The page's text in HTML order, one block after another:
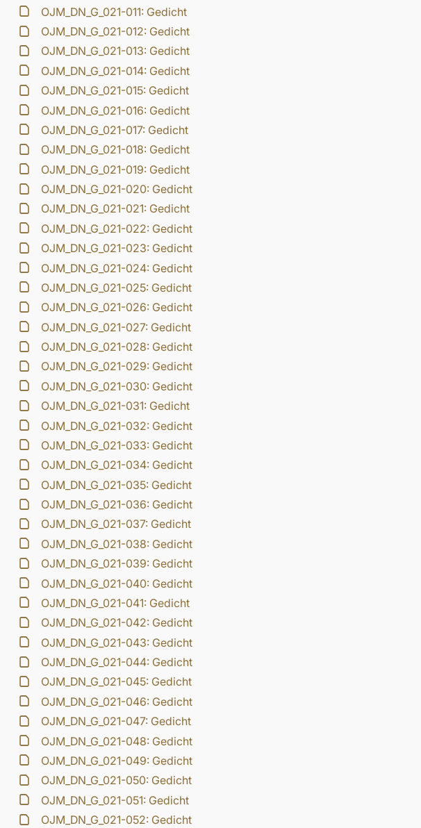
OJM_DN_G_021-011: Gedicht
OJM_DN_G_021-012: Gedicht
OJM_DN_G_021-013: Gedicht
OJM_DN_G_021-014: Gedicht
OJM_DN_G_021-015: Gedicht
OJM_DN_G_021-016: Gedicht
OJM_DN_G_021-017: Gedicht
OJM_DN_G_021-018: Gedicht
OJM_DN_G_021-019: Gedicht
OJM_DN_G_021-020: Gedicht
OJM_DN_G_021-021: Gedicht
OJM_DN_G_021-022: Gedicht
OJM_DN_G_021-023: Gedicht
OJM_DN_G_021-024: Gedicht
OJM_DN_G_021-025: Gedicht
OJM_DN_G_021-026: Gedicht
OJM_DN_G_021-027: Gedicht
OJM_DN_G_021-028: Gedicht
OJM_DN_G_021-029: Gedicht
OJM_DN_G_021-030: Gedicht
OJM_DN_G_021-031: Gedicht
OJM_DN_G_021-032: Gedicht
OJM_DN_G_021-033: Gedicht
OJM_DN_G_021-034: Gedicht
OJM_DN_G_021-035: Gedicht
OJM_DN_G_021-036: Gedicht
OJM_DN_G_021-037: Gedicht
OJM_DN_G_021-038: Gedicht
OJM_DN_G_021-039: Gedicht
OJM_DN_G_021-040: Gedicht
OJM_DN_G_021-041: Gedicht
OJM_DN_G_021-042: Gedicht
OJM_DN_G_021-043: Gedicht
OJM_DN_G_021-044: Gedicht
OJM_DN_G_021-045: Gedicht
OJM_DN_G_021-046: Gedicht
OJM_DN_G_021-047: Gedicht
OJM_DN_G_021-048: Gedicht
OJM_DN_G_021-049: Gedicht
OJM_DN_G_021-050: Gedicht
OJM_DN_G_021-051: Gedicht
OJM_DN_G_021-052: Gedicht